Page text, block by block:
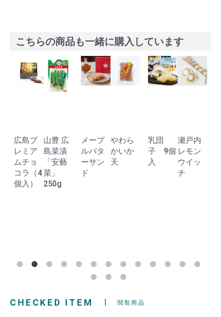
こちらの商品も一緒に購入しています
広島プ
レミア
ムチョ
コラ（4
個入）
山豊 広
島菜漬
「安藝
菜」
250g
メープ
ルバタ
ーサン
ド
やわら
かいか
天
乳団
子 9個
入
瀬戸内
レモン
ウイッ
チ
CHECKED ITEM 閲覧商品